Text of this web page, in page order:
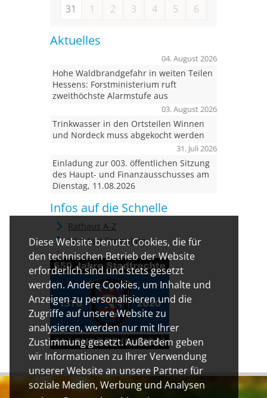
Diese Website benutzt Cookies, die für
den technischen Betrieb der Website
erforderlich sind und stets gesetzt
werden. Andere Cookies, um Inhalte und
Anzeigen zu personalisieren und die
Zugriffe auf unsere Website zu
analysieren, werden nur mit Ihrer
Zustimmung gesetzt. Außerdem geben
wir Informationen zu Ihrer Verwendung
unserer Website an unsere Partner für
soziale Medien, Werbung und Analysen
31
1 2 3 4 5 6
Aktuelles
04. August 2026
Hohe Waldbrandgefahr in weiten Teilen
Hessens: Forstministerium ruft
zweithöchste Alarmstufe aus
03. August 2026
Trinkwasser in den Ortsteilen Winnen
und Nordeck muss abgekocht werden
31. Juli 2026
Einladung zur 003. öffentlichen Sitzung
des Haupt- und Finanzausschusses am
Dienstag, 11.08.2026
Infos auf die Schnelle
Rathaus A-Z
Wichtige Formulare